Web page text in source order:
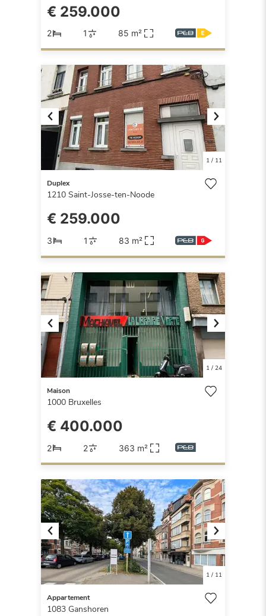
€ 259.000
2 1 85 m²
Previous Next
1/ 11
Duplex
1210 Saint-Josse-ten-Noode
€ 259.000
3 1 83 m²
Previous Next
1/ 24
Maison
1000 Bruxelles
€ 400.000
2 2 363 m²
Previous Next
1/ 11
Appartement
1083 Ganshoren